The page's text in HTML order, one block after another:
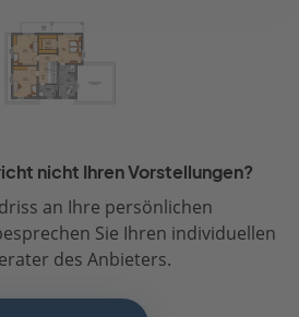
nicht Ihren Vorstellungen?
an Ihre persönlichen
Sie Ihren individuellen
des Anbieters.